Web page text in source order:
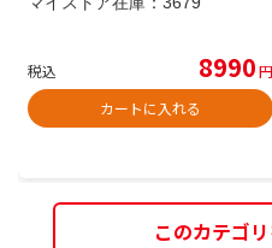
税込 8990円
カートに入れる
このカテゴ